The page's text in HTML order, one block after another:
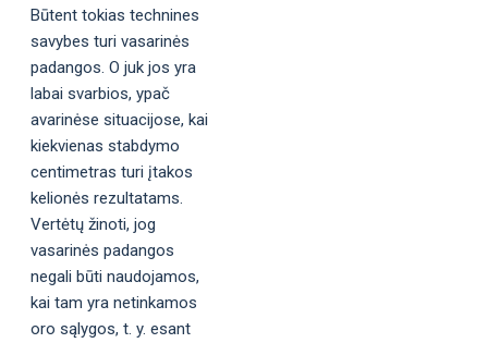
Būtent tokias technines
savybes turi vasarinės
padangos. O juk jos yra
labai svarbios, ypač
avarinėse situacijose, kai
kiekvienas stabdymo
centimetras turi įtakos
kelionės rezultatams.
Vertėtų žinoti, jog
vasarinės padangos
negali būti naudojamos,
kai tam yra netinkamos
oro sąlygos, t. y. esant